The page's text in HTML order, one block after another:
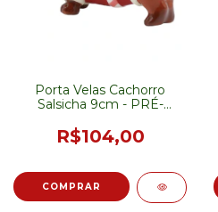
Porta Velas Cachorro
Salsicha 9cm - PRÉ-
R$104,00